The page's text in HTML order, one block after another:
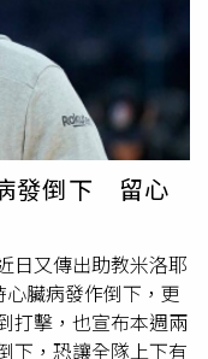
他在日本的時候就開
友一起出去玩，更不
日於個人IG上發
女性，並稱「兩人
跟所有的球迷共同
發倒下 留心
日又傳出助教米洛耶
臟病發作倒下，更
打擊，也宣布本週兩
下，恐讓全隊上下有